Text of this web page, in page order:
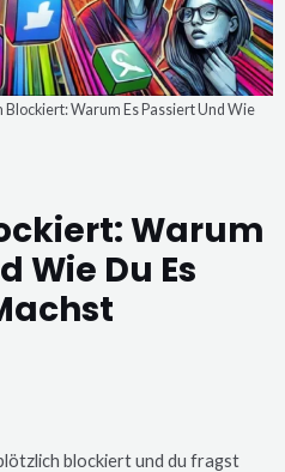
Blockiert: Warum Es Passiert Und Wie
Warum
Wie Du Es
blockiert und du fragst